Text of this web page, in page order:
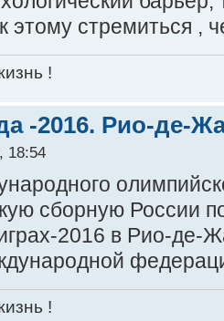
этому стремиться
!
-2016. Рио-де-
18:54
сборную России
2016 в Рио-де-
!